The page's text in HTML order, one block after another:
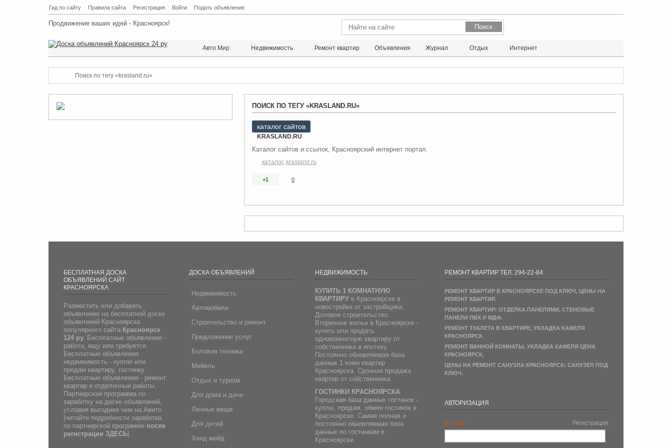
Гид по сайту Правила сайта Регистрация Войти Подать объявление
Продвижение ваших идей - Красноярск!
Авто Мир Недвижимость Ремонт квартир Объявления Журнал Отдых Интернет
Поиск по тегу «krasland.ru»
ПОИСК ПО ТЕГУ «KRASLAND.RU»
каталог сайтов
KRASLAND.RU
Каталог сайтов и ссылок, Красноярский интернет портал.
каталог, krasland.ru
+1 0
БЕСПЛАТНАЯ ДОСКА
ОБЪЯВЛЕНИЙ САЙТ
КРАСНОЯРСКА
Разместить или добавить
объявление на бесплатной доске
объявлений Красноярска
популярного сайта Красноярск
124 ру. Бесплатные объявления -
работа, ищу или требуется.
Бесплатные объявления
недвижимость - куплю или
продам квартиру, гостинку.
Бесплатные объявления - ремонт
квартир и отделочные работы.
Партнерская программа по
заработку на доске объявлений,
условия выгоднее чем на Авито
(читайте подробности заработка
по партнерской программе после
регистрации ЗДЕСЬ) .
ДОСКА ОБЪЯВЛЕНИЙ
Недвижимость
Автомобили
Строительство и ремонт
Предложение услуг
Бытовая техника
Мебель
Отдых и туризм
Для дома и дачи
Личные вещи
Для детей
Хенд мейд
НЕДВИЖИМОСТЬ
КУПИТЬ 1 КОМНАТНУЮ
КВАРТИРУв Красноярске в
новостройке от застройщика.
Долевое строительство.
Вторичное жилье в Красноярске -
купить или продать
однокомнатную квартиру от
собственника в ипотеку.
Постоянно обновляемая база
данных 1 комн квартир
Красноярска. Срочная продажа
квартир от собственника.
ГОСТИНКИ КРАСНОЯРСКА.
Городская база данных гостинок -
куплю, продам, обмен гостинок в
Красноярске. Самая полная и
постоянно обновляемая база
данных по гостинкам в
Красноярске.
РЕМОНТ КВАРТИР ТЕЛ. 294-22-84
РЕМОНТ КВАРТИР В КРАСНОЯРСКЕ ПОД КЛЮЧ, ЦЕНЫ НА
РЕМОНТ КВАРТИР.
РЕМОНТ КВАРТИР: ОТДЕЛКА ПАНЕЛЯМИ, СТЕНОВЫЕ
ПАНЕЛИ ПВХ И МДФ.
РЕМОНТ ТУАЛЕТА В КВАРТИРЕ, УКЛАДКА КАФЕЛЯ
КРАСНОЯРСК.
РЕМОНТ ВАННОЙ КОМНАТЫ, УКЛАДКА КАФЕЛЯ ЦЕНА
КРАСНОЯРСК.
ЦЕНЫ НА РЕМОНТ САНУЗЛА КРАСНОЯРСК: САНУЗЕЛ ПОД
КЛЮЧ.
АВТОРИЗАЦИЯ
E-mail: Регистрация